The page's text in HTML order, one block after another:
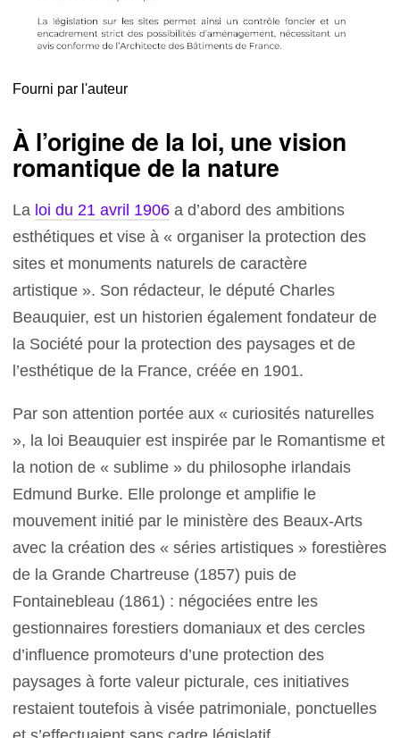
Fourni par l'auteur
À l’origine de la loi, une vision
romantique de la nature
La loi du 21 avril 1906 a d’abord des ambitions
esthétiques et vise à « organiser la protection des
sites et monuments naturels de caractère
artistique ». Son rédacteur, le député Charles
Beauquier, est un historien également fondateur de
la Société pour la protection des paysages et de
l’esthétique de la France, créée en 1901.
Par son attention portée aux « curiosités naturelles
», la loi Beauquier est inspirée par le Romantisme et
la notion de « sublime » du philosophe irlandais
Edmund Burke. Elle prolonge et amplifie le
mouvement initié par le ministère des Beaux-Arts
avec la création des « séries artistiques » forestières
de la Grande Chartreuse (1857) puis de
Fontainebleau (1861) : négociées entre les
gestionnaires forestiers domaniaux et des cercles
d’influence promoteurs d’une protection des
paysages à forte valeur picturale, ces initiatives
restaient toutefois à visée patrimoniale, ponctuelles